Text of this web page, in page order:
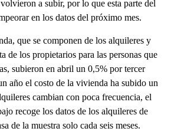
a subir, por lo que esta parte del
en los datos del próximo mes.
que se componen de los alquileres y
de los propietarios para las personas que
subieron en abril un 0,5% por tercer
año el costo de la vivienda ha subido un
cambian con poca frecuencia, el
recoge los datos de los alquileres de
de la muestra solo cada seis meses.